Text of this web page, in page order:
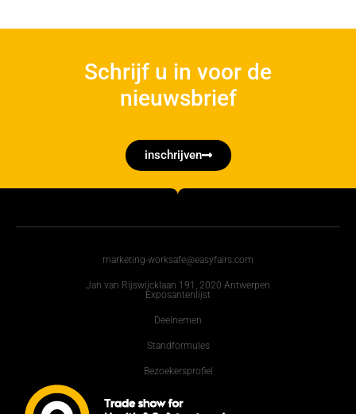
Schrijf u in voor de
nieuwsbrief
inschrijven
marketing-worksafe@easyfairs.com
Jan van Rijswijcklaan 191, 2020 Antwerpen
Exposantenlijst
Deelnemen
Standformules
Bezoekersprofiel